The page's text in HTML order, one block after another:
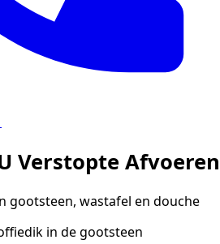
Verstopte Afvoeren
gootsteen, wastafel en douche
in de gootsteen